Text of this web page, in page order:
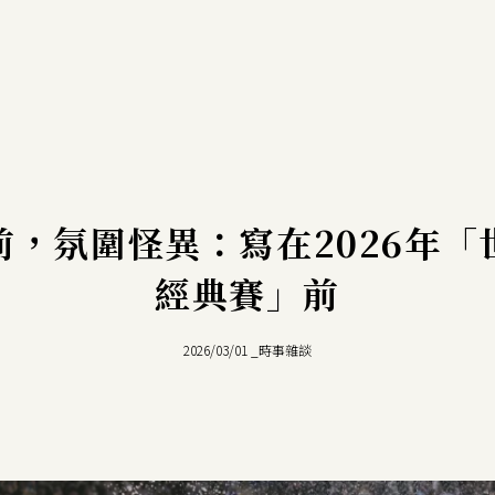
，氛圍怪異：寫在2026年「
經典賽」前
2026/03/01 時事雜談